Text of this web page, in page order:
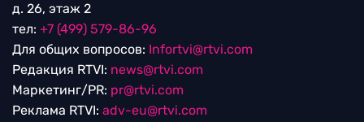
д. 26, этаж 2
тел: +7 (499) 579-86-96
Для общих вопросов: Infortvi@rtvi.com
Редакция RTVI: news@rtvi.com
Маркетинг/PR: pr@rtvi.com
Реклама RTVI: adv-eu@rtvi.com